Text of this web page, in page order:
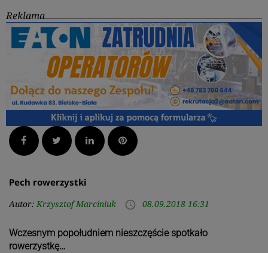
Reklama
Facebook Twitter LinkedInPinterest
Pech rowerzystki
Autor: Krzysztof Marciniuk access_time 08.09.2018 16:31
Wczesnym popołudniem nieszczęście spotkało
rowerzystkę…